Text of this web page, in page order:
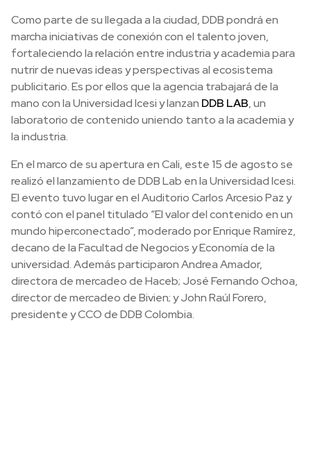
Como parte de su llegada a la ciudad, DDB pondrá en
marcha iniciativas de conexión con el talento joven,
fortaleciendo la relación entre industria y academia para
nutrir de nuevas ideas y perspectivas al ecosistema
publicitario. Es por ellos que la agencia trabajará de la
mano con la Universidad Icesi y lanzan DDB LAB, un
laboratorio de contenido uniendo tanto a la academia y
la industria.
En el marco de su apertura en Cali, este 15 de agosto se
realizó el lanzamiento de DDB Lab en la Universidad Icesi.
El evento tuvo lugar en el Auditorio Carlos Arcesio Paz y
contó con el panel titulado “El valor del contenido en un
mundo hiperconectado”, moderado por Enrique Ramírez,
decano de la Facultad de Negocios y Economía de la
universidad. Además participaron Andrea Amador,
directora de mercadeo de Haceb; José Fernando Ochoa,
director de mercadeo de Bivien; y John Raúl Forero,
presidente y CCO de DDB Colombia.